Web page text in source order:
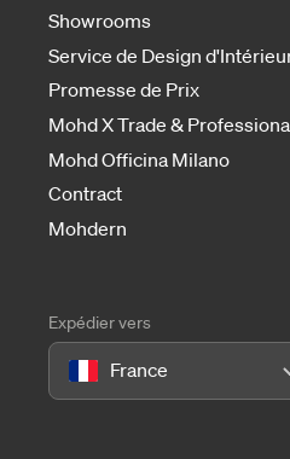
Showrooms
Service de Design
Promesse de Prix
Mohd X Trade &
Mohd Officina Milano
Contract
Mohdern
Expédier vers
France